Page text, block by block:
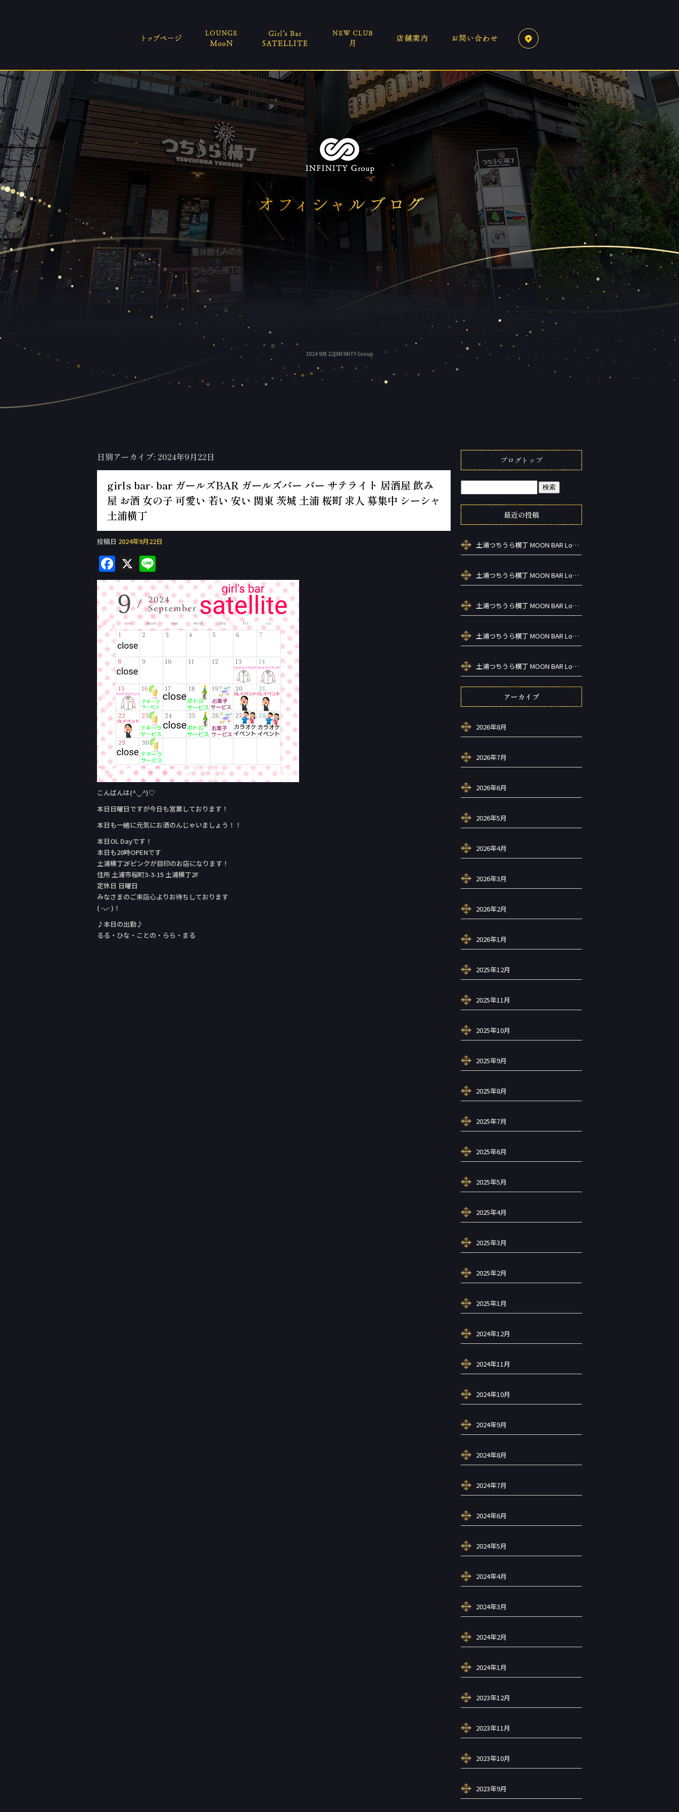
2024 9月 22|INFINITY Group
日別アーカイブ: 2024年9月22日
girls bar- bar ガールズBAR ガールズバー バー サテライト 居酒屋 飲み
屋 お酒 女の子 可愛い 若い 安い 関東 茨城 土浦 桜町 求人 募集中 シーシャ
土浦横丁
投稿日 2024年9月22日
F
a
c
e
b
o
o
k
X
n
e
こんばんは(^._.^)♡
本日日曜日ですが今日も営業しております！
本日も一緒に元気にお酒のんじゃいましょう！！
本日OL Day‬です！
本日も20時OPENです
土浦横丁2Fピンクが目印のお店になります！
住所 土浦市桜町3-3-15 土浦横丁2F
定休日 日曜日
みなさまのご来店心よりお待ちしております
( ᵕᴗᵕ )！
♪本日の出勤♪
るる・ひな・ことの・らら・まる
ブログトップ
最近の投稿
土浦つちうら横丁 MOON BAR Lounge ーズメントBAR シーシャカラ オケお酒
土浦つちうら横丁 MOON BAR Lounge ーズメントBAR シーシャカラ オケお酒
土浦つちうら横丁 MOON BAR Lounge ーズメントBAR シーシャカラ オケお酒
土浦つちうら横丁 MOON BAR Lounge ーズメントBAR シーシャカラ オケお酒
土浦つちうら横丁 MOON BAR Lounge ーズメントBAR シーシャカラ オケお酒
アーカイブ
2026年8月
2026年7月
2026年6月
2026年5月
2026年4月
2026年3月
2026年2月
2026年1月
2025年12月
2025年11月
2025年10月
2025年9月
2025年8月
2025年7月
2025年6月
2025年5月
2025年4月
2025年3月
2025年2月
2025年1月
2024年12月
2024年11月
2024年10月
2024年9月
2024年8月
2024年7月
2024年6月
2024年5月
2024年4月
2024年3月
2024年2月
2024年1月
2023年12月
2023年11月
2023年10月
2023年9月